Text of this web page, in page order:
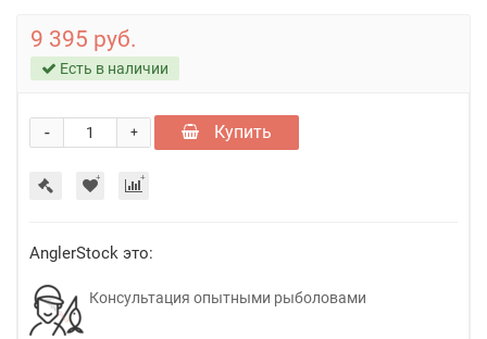
9 395 руб.
Есть в наличии
+
- Купить
AnglerStock это:
Консультация опытными рыболовами